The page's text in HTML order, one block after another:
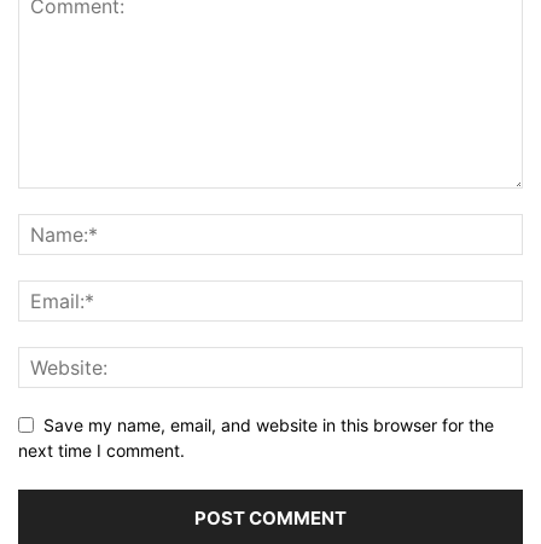
Save my name, email, and website in this browser for the
next time I comment.